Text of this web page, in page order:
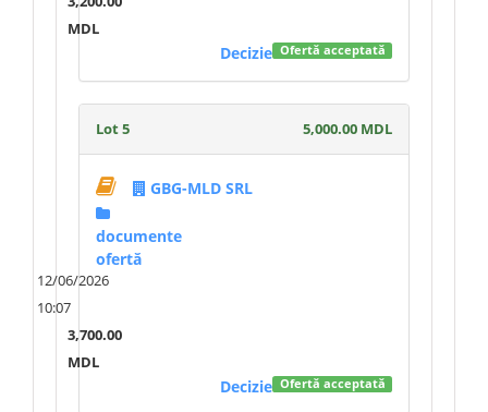
MDL
Ofertă acceptată
Decizie
Lot 5 5,000.00 MDL
GBG-MLD SRL
documente
ofertă
12/06/2026
10:07
3,700.00
MDL
Ofertă acceptată
Decizie